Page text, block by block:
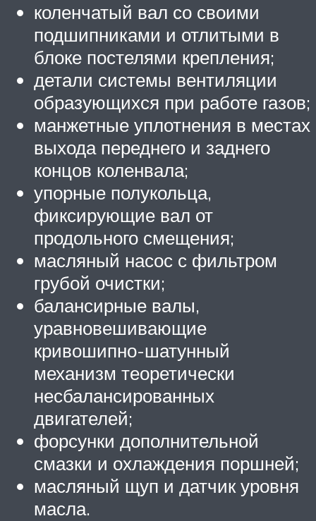
коленчатый вал со своими
подшипниками и отлитыми в
блоке постелями крепления;
детали системы вентиляции
образующихся при работе газов;
манжетные уплотнения в местах
выхода переднего и заднего
концов коленвала;
упорные полукольца,
фиксирующие вал от
продольного смещения;
масляный насос с фильтром
грубой очистки;
балансирные валы,
уравновешивающие
кривошипно-шатунный
механизм теоретически
несбалансированных
двигателей;
форсунки дополнительной
смазки и охлаждения поршней;
масляный щуп и датчик уровня
масла.